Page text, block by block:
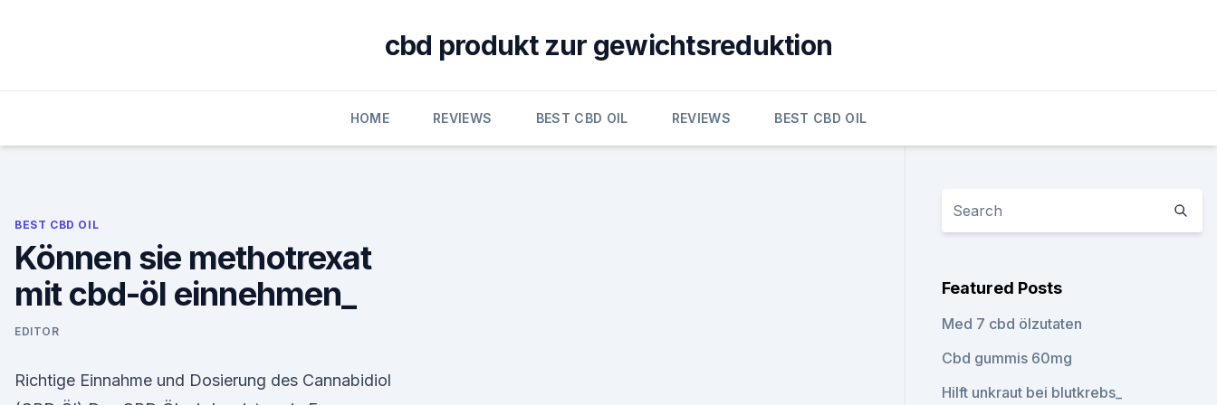
cbd produkt zur gewichtsreduktion
HOME REVIEWS BEST CBD OIL REVIEWS BEST CBD OIL
BEST CBD OIL
Können sie methotrexat
mit cbd-öl einnehmen_
EDITOR
Richtige Einnahme und Dosierung des Cannabidiol
Featured Posts
Med 7 cbd ölzutaten
Cbd gummis 60mg
Hilft unkraut bei blutkrebs_